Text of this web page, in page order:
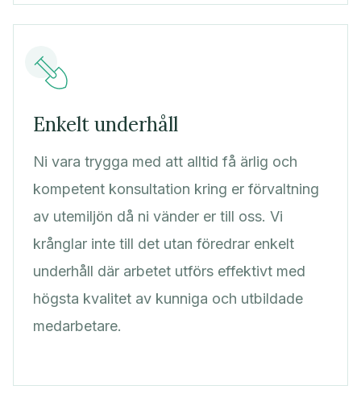
Enkelt underhåll
Ni vara trygga med att alltid få ärlig och
kompetent konsultation kring er förvaltning
av utemiljön då ni vänder er till oss. Vi
krånglar inte till det utan föredrar enkelt
underhåll där arbetet utförs effektivt med
högsta kvalitet av kunniga och utbildade
medarbetare.